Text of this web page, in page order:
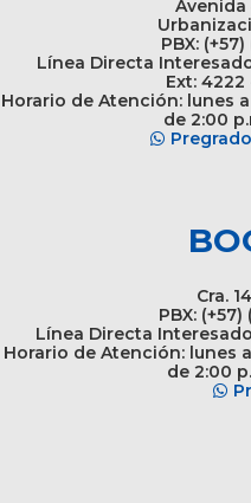
Avenida
PBX:
Línea Directa
Ext:
Horario de Atención: lunes
de 2:00
Cra.
PBX:
Línea Directa
Horario de Atención: lunes
de 2:00